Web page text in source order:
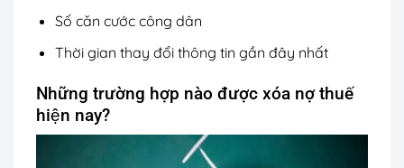
Số căn cước công dân
Thời gian thay đổi thông tin gần đây nhất
Những trường hợp nào được xóa nợ thuế
hiện nay?